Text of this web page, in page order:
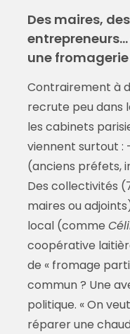
Des maires,
une fromagerie
Contrairement à
recrute peu dans
les cabinets
viennent surtout :
(anciens préfets,
Des collectivités
maires ou
local (comme
coopérative
de « fromage
commun ? Une
politique. « On
réparer une